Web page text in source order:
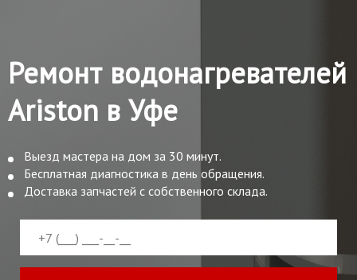
Ремонт водонагревателей
Ariston в Уфе
Выезд мастера на дом за 30 минут.
Бесплатная диагностика в день обращения.
Доставка запчастей с собственного склада.